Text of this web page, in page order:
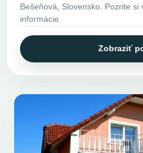
Bešeňová, Slovensko. Pozrite
informácie.
Zobraziť